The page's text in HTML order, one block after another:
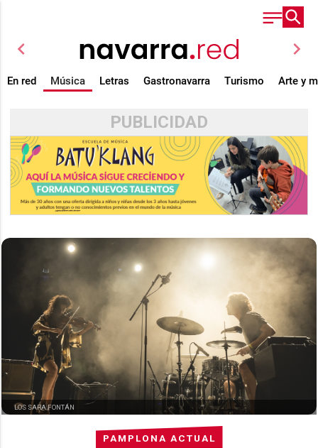
chevron_left chevron_right
En red Música Letras Gastronavarra Turismo Arte y
PUBLICIDAD
PAMPLONA ACTUAL
LOS SARA FONTÁN